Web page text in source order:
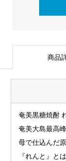
商品
奄美黒糖焼酎
奄美大島最高
母で仕込んだ
『れんと』と